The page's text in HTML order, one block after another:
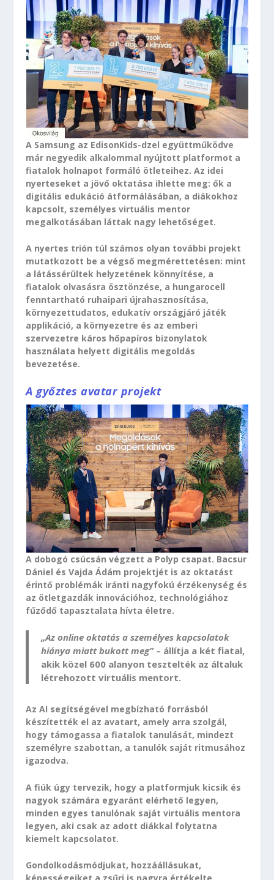
A Samsung az EdisonKids-dzel együttműködve
már negyedik alkalommal nyújtott platformot a
fiatalok holnapot formáló ötleteihez. Az idei
nyerteseket a jövő oktatása ihlette meg: ők a
digitális edukáció átformálásában, a diákokhoz
kapcsolt, személyes virtuális mentor
megalkotásában láttak nagy lehetőséget.
A nyertes trión túl számos olyan további projekt
mutatkozott be a végső megmérettetésen: mint
a látássérültek helyzetének könnyítése, a
fiatalok olvasásra ösztönzése, a hungarocell
fenntartható ruhaipari újrahasznosítása,
környezettudatos, edukatív országjáró játék
applikáció, a környezetre és az emberi
szervezetre káros hőpapíros bizonylatok
használata helyett digitális megoldás
bevezetése.
A győztes avatar projekt
A dobogó csúcsán végzett a Polyp csapat. Bacsur
Dániel és Vajda Ádám projektjét is az oktatást
érintő problémák iránti nagyfokú érzékenység és
az ötletgazdák innovációhoz, technológiához
fűződő tapasztalata hívta életre.
„Az online oktatás a személyes kapcsolatok
hiánya miatt bukott meg” – állítja a két fiatal,
akik közel 600 alanyon tesztelték az általuk
létrehozott virtuális mentort.
Az AI segítségével megbízható forrásból
készítették el az avatart, amely arra szolgál,
hogy támogassa a fiatalok tanulását, mindezt
személyre szabottan, a tanulók saját ritmusához
igazodva.
A fiúk úgy tervezik, hogy a platformjuk kicsik és
nagyok számára egyaránt elérhető legyen,
minden egyes tanulónak saját virtuális mentora
legyen, aki csak az adott diákkal folytatna
kiemelt kapcsolatot.
Gondolkodásmódjukat, hozzáállásukat,